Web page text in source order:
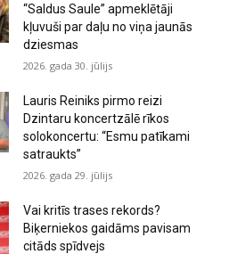
“Saldus Saule” apmeklētāji
kļuvuši par daļu no viņa jaunās
dziesmas
2026. gada 30. jūlijs
Lauris Reiniks pirmo reizi
Dzintaru koncertzālē rīkos
solokoncertu: “Esmu patīkami
satraukts”
2026. gada 29. jūlijs
Vai kritīs trases rekords?
Biķerniekos gaidāms pavisam
citāds spīdvejs